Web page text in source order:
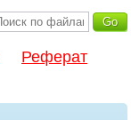
Реферат